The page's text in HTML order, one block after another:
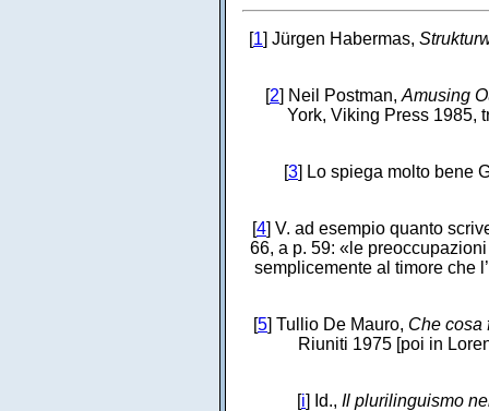
[1] Jürgen Habermas,
[2] Neil Postman, Amusing
York, Viking Press 1985,
[3] Lo spiega molto bene
[4] V. ad esempio quanto
66, a p. 59: «le
semplicemente al timore che
[5] Tullio De Mauro, Che cosa
Riuniti 1975 [poi in
[i] Id., Il plurilinguismo